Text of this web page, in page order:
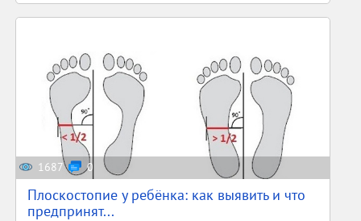
1687 0
Плоскостопие у ребёнка: как выявить и что
предпринят...